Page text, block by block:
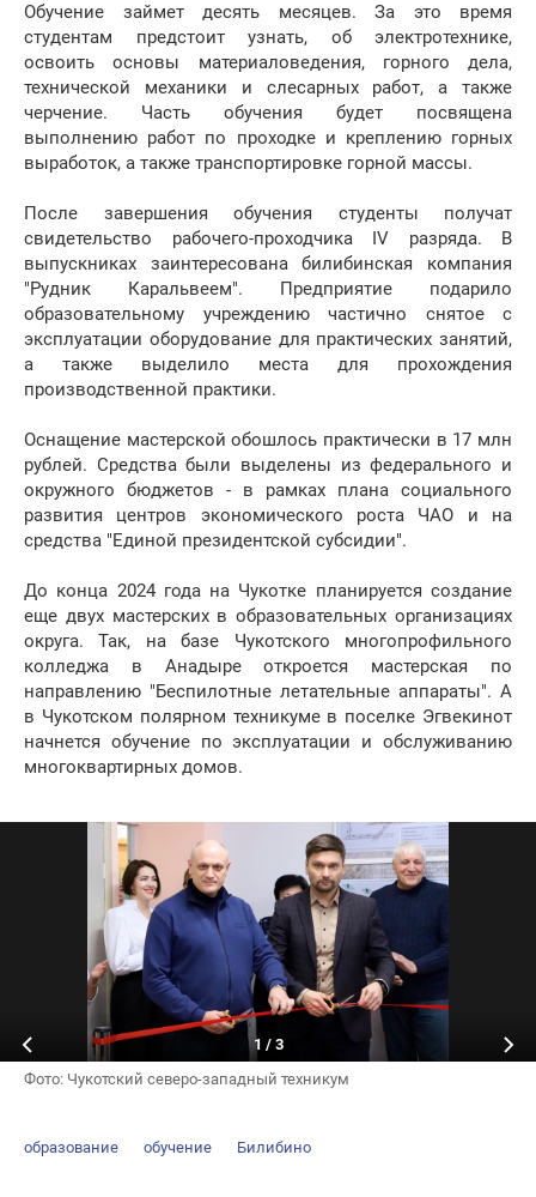
Обучение займет десять месяцев. За это время
студентам предстоит узнать, об электротехнике,
освоить основы материаловедения, горного дела,
технической механики и слесарных работ, а также
черчение. Часть обучения будет посвящена
выполнению работ по проходке и креплению горных
выработок, а также транспортировке горной массы.
После завершения обучения студенты получат
свидетельство рабочего-проходчика IV разряда. В
выпускниках заинтересована билибинская компания
"Рудник Каральвеем". Предприятие подарило
образовательному учреждению частично снятое с
эксплуатации оборудование для практических занятий,
а также выделило места для прохождения
производственной практики.
Оснащение мастерской обошлось практически в 17 млн
рублей. Средства были выделены из федерального и
окружного бюджетов - в рамках плана социального
развития центров экономического роста ЧАО и на
средства "Единой президентской субсидии".
До конца 2024 года на Чукотке планируется создание
еще двух мастерских в образовательных организациях
округа. Так, на базе Чукотского многопрофильного
колледжа в Анадыре откроется мастерская по
направлению "Беспилотные летательные аппараты". А
в Чукотском полярном техникуме в поселке Эгвекинот
начнется обучение по эксплуатации и обслуживанию
многоквартирных домов.
Фото: Чукотский северо-западный техникум
1 / 3
образование обучение Билибино